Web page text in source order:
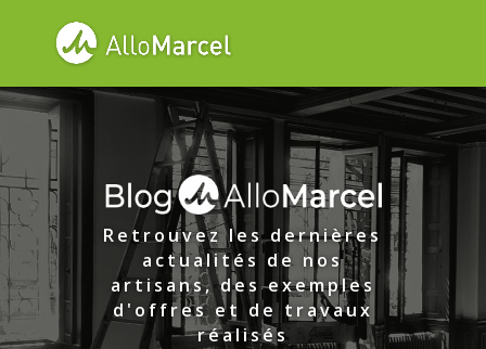
Retrouvez les dernières
actualités de nos
artisans, des exemples
d'offres et de travaux
réalisés